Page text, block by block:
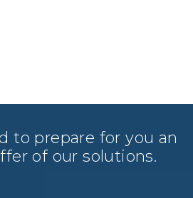
to prepare for you an
of our solutions.